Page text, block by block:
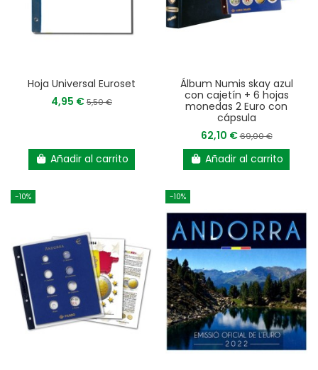
Hoja Universal Euroset
4,95 €5,50 €
Añadir al carrito
Álbum Numis skay azul
con cajetín + 6 hojas
monedas 2 Euro con
cápsula
62,10 €69,00 €
Añadir al carrito
-10% -10%